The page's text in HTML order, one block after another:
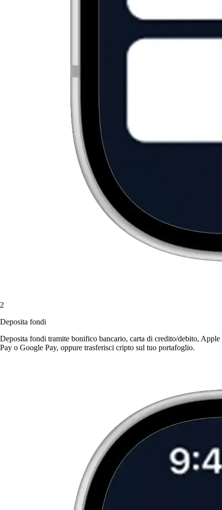
2
Deposita fondi
Deposita fondi tramite bonifico bancario, carta di credito/debito, Apple
Pay o Google Pay, oppure trasferisci cripto sul tuo portafoglio.